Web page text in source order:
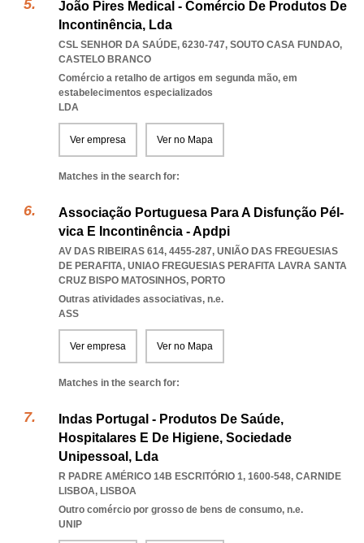
João Pires Medical - Comércio De Produtos De
Incontinência, Lda
CSL SENHOR DA SAÚDE, 6230-747, SOUTO CASA FUNDAO,
CASTELO BRANCO
Comércio a retalho de artigos em segunda mão, em
estabelecimentos especializados
LDA
Ver empresa Ver no Mapa
Matches in the search for:
Associação Portuguesa Para A Disfunção Pél-
vica E Incontinência - Apdpi
AV DAS RIBEIRAS 614, 4455-287, UNIÃO DAS FREGUESIAS
DE PERAFITA, UNIAO FREGUESIAS PERAFITA LAVRA SANTA
CRUZ BISPO MATOSINHOS, PORTO
Outras atividades associativas, n.e.
ASS
Ver empresa Ver no Mapa
Matches in the search for:
Indas Portugal - Produtos De Saúde,
Hospitalares E De Higiene, Sociedade
Unipessoal, Lda
R PADRE AMÉRICO 14B ESCRITÓRIO 1, 1600-548, CARNIDE
LISBOA, LISBOA
Outro comércio por grosso de bens de consumo, n.e.
UNIP